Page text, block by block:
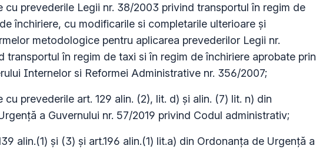
cu prevederile Legii nr. 38/2003 privind transportul în regim de
închiriere, cu modificarile si completarile ulterioare şi
metodologice pentru aplicarea prevederilor Legii nr.
transportul în regim de taxi si în regim de închiriere aprobate prin
Internelor si Reformei Administrative nr. 356/2007;
prevederile art. 129 alin. (2), lit. d) şi alin. (7) lit. n) din
a Guvernului nr. 57/2019 privind Codul administrativ;
alin.(1) și (3) și art.196 alin.(1) lit.a) din Ordonanța de Urgență a